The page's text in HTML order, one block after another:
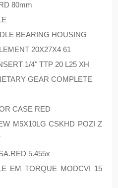
80mm
BEARING HOUSING
20X27X4 61
1/4" TTP 20 L25 XH
GEAR COMPLETE
CASE RED
M5X10LG CSKHD POZI Z
5.455x
EM TORQUE MODCVI 15